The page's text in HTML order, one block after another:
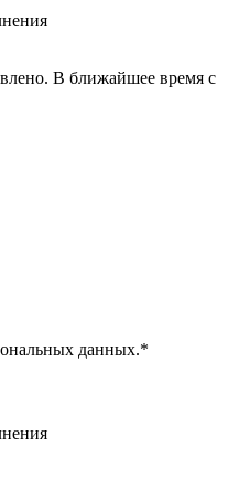
В ближайшее время с
данных.*